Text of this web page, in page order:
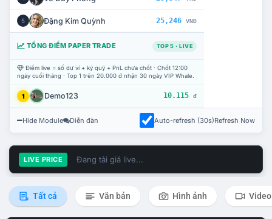
5 Đặng Kim Quỳnh 25,246 VNĐ
TỔNG ĐIỂM PAPER TRADE TOP 5 · LIVE
Điểm live = số dư ví + ký quỹ + PnL chưa chốt · Chốt 12:00
ngày cuối tháng · Top 1 trên 20.000 đ nhận 30 ngày VIP Whale.
1 Demo123 10.115 đ
Hide Module Diễn đàn Auto-refresh (30s)Refresh Now
LIVE PRICE Đang tải giá live...
Tất cả Văn bản Hình ảnh Video